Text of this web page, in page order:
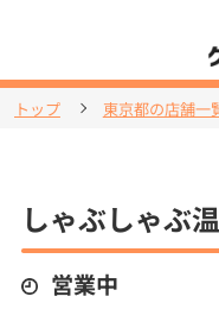
トップ 東京都の店舗一
しゃぶしゃぶ
営業中